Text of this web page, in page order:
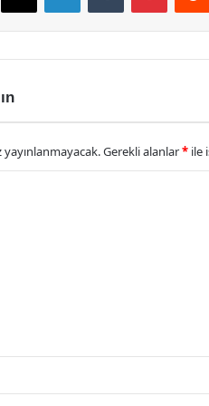
Gerekli alanlar* ile